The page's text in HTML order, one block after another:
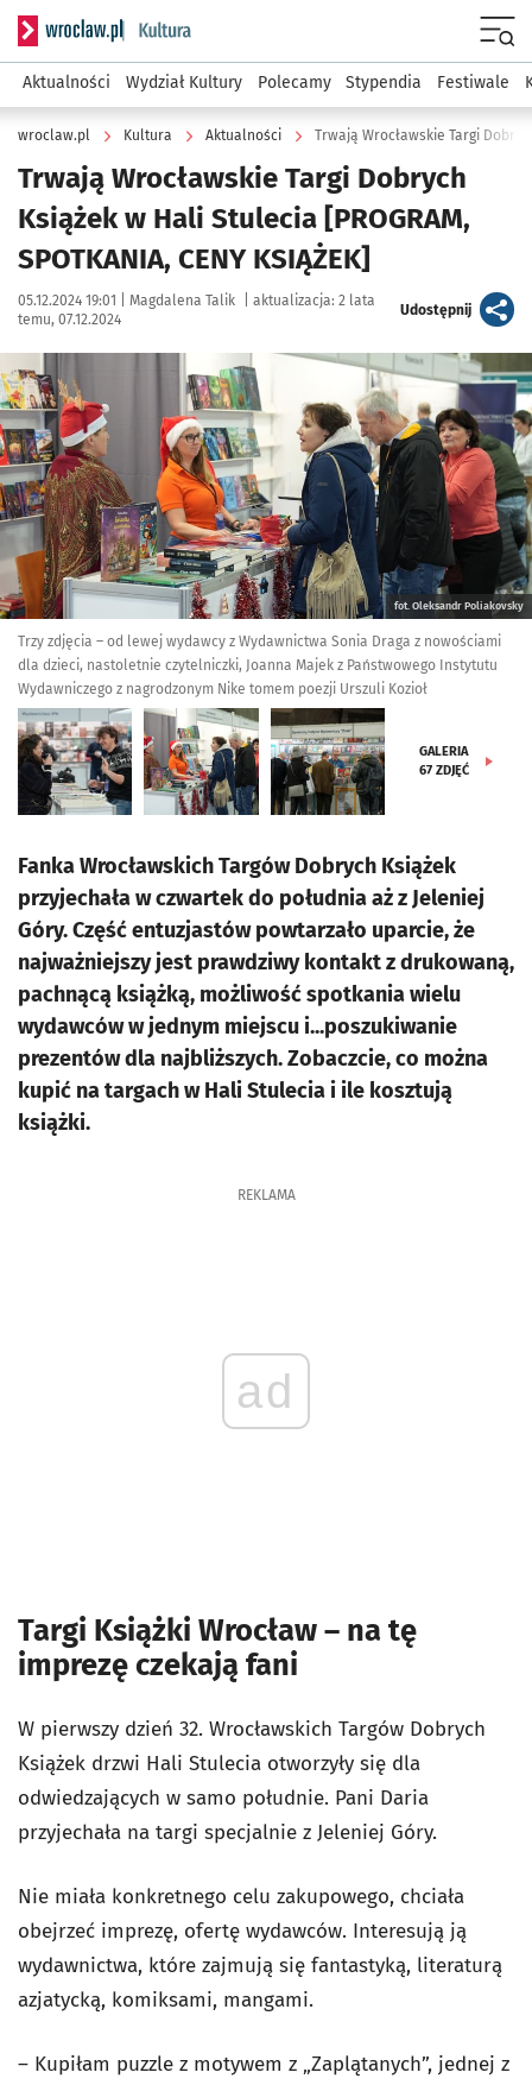
Serwis informacyjny wroclaw.pl podserwis: Kultura
Aktualności Wydział Kultury Polecamy Stypendia Festiwale
wroclaw.pl Kultura Aktualności Trwają Wrocławskie Targi
Trwają Wrocławskie Targi Dobrych
Książek w Hali Stulecia [PROGRAM,
SPOTKANIA, CENY KSIĄŻEK]
Data publikacji:
05.12.2024 19:01 | Autor:
Magdalena Talik aktualizacja: 2 lata
temu, 07.12.2024
Udostępnijartykuł
Kliknij, aby zobaczyć galerię
fot. Oleksandr Poliakovsky
Trzy zdjęcia – od lewej wydawcy z Wydawnictwa Sonia Draga z nowościami
dla dzieci, nastoletnie czytelniczki, Joanna Majek z Państwowego Instytutu
Wydawniczego z nagrodzonym Nike tomem poezji Urszuli Kozioł
GALERIA
67 ZDJĘĆ
Fanka Wrocławskich Targów Dobrych Książek
przyjechała w czwartek do południa aż z Jeleniej
Góry. Część entuzjastów powtarzało uparcie, że
najważniejszy jest prawdziwy kontakt z drukowaną,
pachnącą książką, możliwość spotkania wielu
wydawców w jednym miejscu i...poszukiwanie
prezentów dla najbliższych. Zobaczcie, co można
kupić na targach w Hali Stulecia i ile kosztują
książki.
REKLAMA
ad
Targi Książki Wrocław – na tę
imprezę czekają fani
W pierwszy dzień 32. Wrocławskich Targów Dobrych
Książek drzwi Hali Stulecia otworzyły się dla
odwiedzających w samo południe. Pani Daria
przyjechała na targi specjalnie z Jeleniej Góry.
Nie miała konkretnego celu zakupowego, chciała
obejrzeć imprezę, ofertę wydawców. Interesują ją
wydawnictwa, które zajmują się fantastyką, literaturą
azjatycką, komiksami, mangami.
– Kupiłam puzzle z motywem z „Zaplątanych”, jednej z